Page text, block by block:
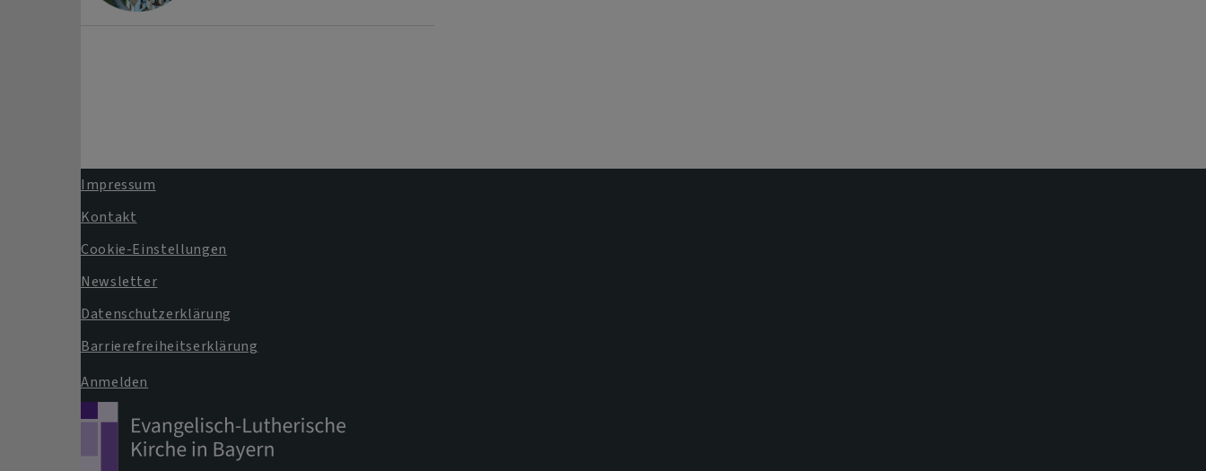
Fußbereichsmenü
Impressum
Kontakt
Cookie-Einstellungen
Newsletter
Datenschutzerklärung
Barrierefreiheitserklärung
Benutzermenü
Anmelden